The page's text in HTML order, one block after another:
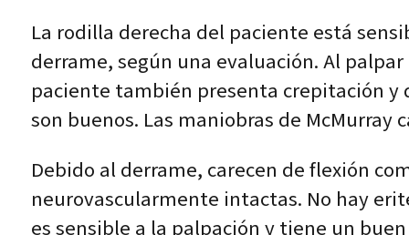
La rodilla derecha del paciente está
derrame, según una evaluación. Al
paciente también presenta crepitación
son buenos. Las maniobras de
Debido al derrame, carecen de flexión
neurovascularmente intactas. No hay
es sensible a la palpación y tiene un